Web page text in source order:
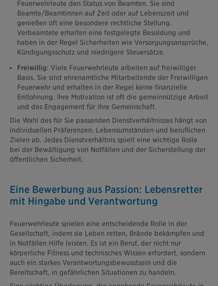
Feuerwehrleute den Status von Beamten. Sie sind
Beamte/Beamtinnen auf Zeit oder auf Lebenszeit und
genießen oft eine besondere rechtliche Stellung.
Verbeamtete erhalten eine festgelegte Besoldung und
haben in der Regel Sicherheiten wie Versorgungsansprüche,
Kündigungsschutz und niedrigere Steuersätze.
Freiwillig: Viele Feuerwehrleute arbeiten auf freiwilliger
Basis. Sie sind ehrenamtliche Mitarbeitende der Freiwilligen
Feuerwehr und erhalten in der Regel keine finanzielle
Entlohnung. Ihre Motivation ist oft die gemeinnützige Arbeit
und das Engagement für ihre Gemeinschaft.
Die Wahl des für Sie passenden Dienstverhältnisses hängt von
individuellen Präferenzen, Lebensumständen und beruflichen
Zielen ab. Jedes Dienstverhältnis spielt eine wichtige Rolle
bei der Bewältigung von Notfällen und der Sicherstellung der
öffentlichen Sicherheit.
Eine Bewerbung aus Passion: Lebensretter
mit Hingabe und Verantwortung
Feuerwehrleute spielen eine entscheidende Rolle in der
Gesellschaft, indem sie Leben retten, Brände bekämpfen und
in Notfällen Hilfe leisten. Es ist ein Beruf, der nicht nur
körperliche Fitness und technisches Wissen erfordert, sondern
auch ein starkes Verantwortungsbewusstsein und die
Bereitschaft, in gefährlichen Situationen zu handeln.